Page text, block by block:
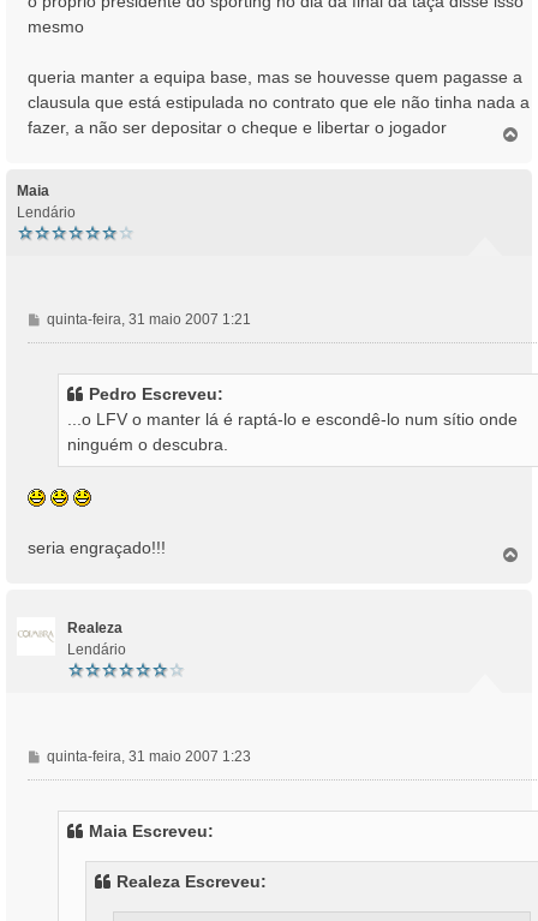
s
a
e
m
mesmo
queria manter a equipa base, mas se houvesse quem pagasse a
clausula que está estipulada no contrato que ele não tinha nada a
fazer, a não ser depositar o cheque e libertar o jogador
Maia
Lendário
M
e
quinta-feira, 31 maio 2007 1:21
Pedro Escreveu:
...o LFV o manter lá é raptá-lo e escondê-lo num sítio onde
ninguém o descubra.
seria engraçado!!!
Realeza
Lendário
M
e
quinta-feira, 31 maio 2007 1:23
Maia Escreveu:
Realeza Escreveu: